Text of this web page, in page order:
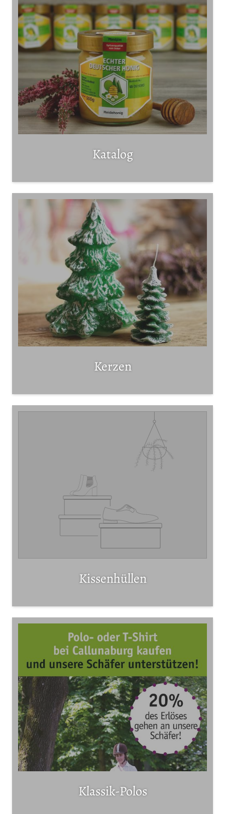
Katalog
Kerzen
Kissenhüllen
Klassik-Polos